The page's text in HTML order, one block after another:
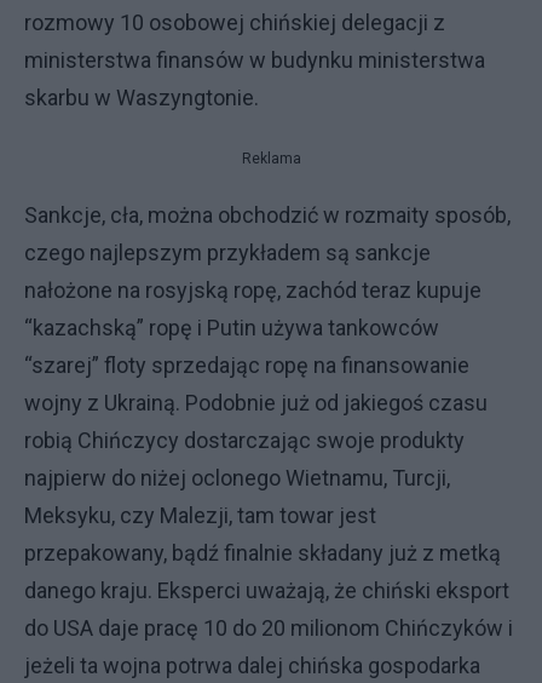
rozmowy 10 osobowej chińskiej delegacji z
ministerstwa finansów w budynku ministerstwa
skarbu w Waszyngtonie.
Reklama
Sankcje, cła, można obchodzić w rozmaity sposób,
czego najlepszym przykładem są sankcje
nałożone na rosyjską ropę, zachód teraz kupuje
“kazachską” ropę i Putin używa tankowców
“szarej” floty sprzedając ropę na finansowanie
wojny z Ukrainą. Podobnie już od jakiegoś czasu
robią Chińczycy dostarczając swoje produkty
najpierw do niżej oclonego Wietnamu, Turcji,
Meksyku, czy Malezji, tam towar jest
przepakowany, bądź finalnie składany już z metką
danego kraju. Eksperci uważają, że chiński eksport
do USA daje pracę 10 do 20 milionom Chińczyków i
jeżeli ta wojna potrwa dalej chińska gospodarka